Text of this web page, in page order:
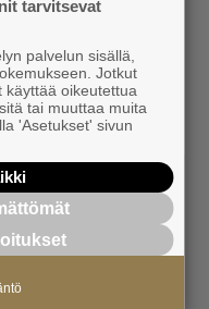
YEL-varoitus
ikävä yllätys”
harvinaisuus:
muusikoita niin
tarvitsevat
palvelun sisällä,
Jotkut
käyttää oikeutettua
tai muuttaa muita
'Asetukset' sivun